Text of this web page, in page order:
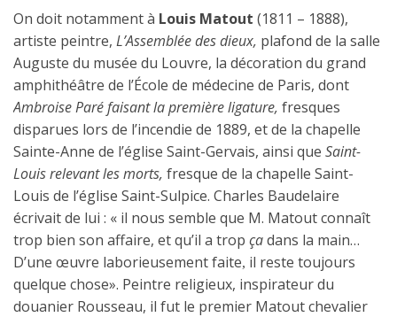
On doit notamment à Louis Matout (1811 – 1888),
artiste peintre, L’Assemblée des dieux, plafond de la salle
Auguste du musée du Louvre, la décoration du grand
amphithéâtre de l’École de médecine de Paris, dont
Ambroise Paré faisant la première ligature, fresques
disparues lors de l’incendie de 1889, et de la chapelle
Sainte-Anne de l’église Saint-Gervais, ainsi que Saint-
Louis relevant les morts, fresque de la chapelle Saint-
Louis de l’église Saint-Sulpice. Charles Baudelaire
écrivait de lui : « il nous semble que M. Matout connaît
trop bien son affaire, et qu’il a trop çadans la main…
D’une œuvre laborieusement faite, il reste toujours
quelque chose». Peintre religieux, inspirateur du
douanier Rousseau, il fut le premier Matout chevalier